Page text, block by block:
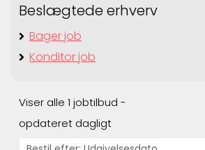
Beslægtede erhverv
Bager job
Konditor job
Viser alle 1 jobtilbud -
opdateret dagligt